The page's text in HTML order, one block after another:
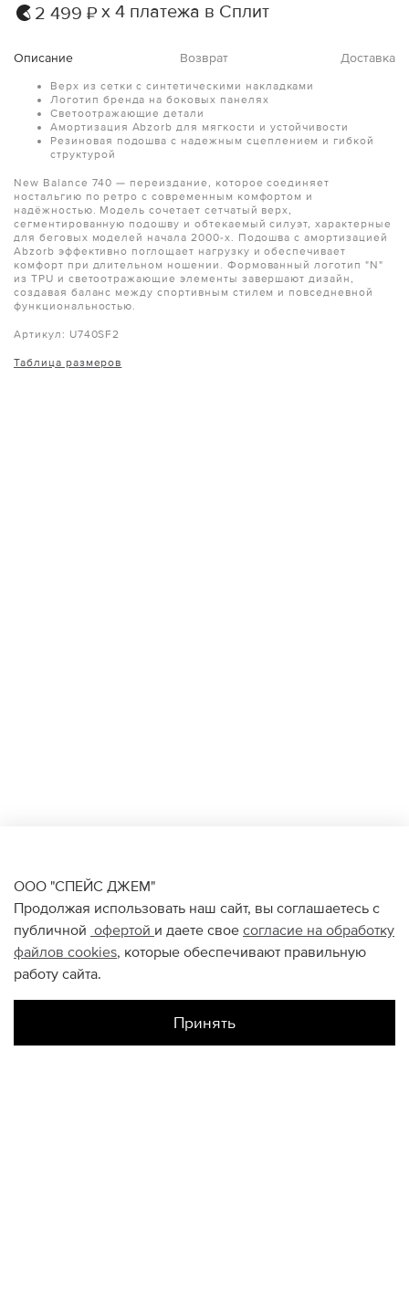
2 499 ₽ х 4 платежа в Сплит
Описание Возврат Доставка
Верх из сетки с синтетическими накладками
Логотип бренда на боковых панелях
Светоотражающие детали
Амортизация Abzorb для мягкости и устойчивости
Резиновая подошва с надежным сцеплением и гибкой
структурой
New Balance 740 — переиздание, которое соединяет
ностальгию по ретро с современным комфортом и
надёжностью. Модель сочетает сетчатый верх,
сегментированную подошву и обтекаемый силуэт, характерные
для беговых моделей начала 2000-х. Подошва с амортизацией
Abzorb эффективно поглощает нагрузку и обеспечивает
комфорт при длительном ношении. Формованный логотип "N"
из TPU и светоотражающие элементы завершают дизайн,
создавая баланс между спортивным стилем и повседневной
функциональностью.
Артикул: U740SF2
Таблица размеров
ООО "СПЕЙС ДЖЕМ"
Продолжая использовать наш сайт, вы соглашаетесь с
публичной офертой и даете свое согласие на обработку
файлов cookies, которые обеспечивают правильную
работу сайта.
Принять